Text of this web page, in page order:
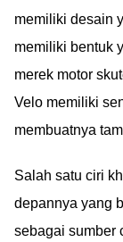
memiliki desain
memiliki bentuk
merek motor
Velo memiliki
membuatnya
Salah satu ciri
depannya yang
sebagai sumber